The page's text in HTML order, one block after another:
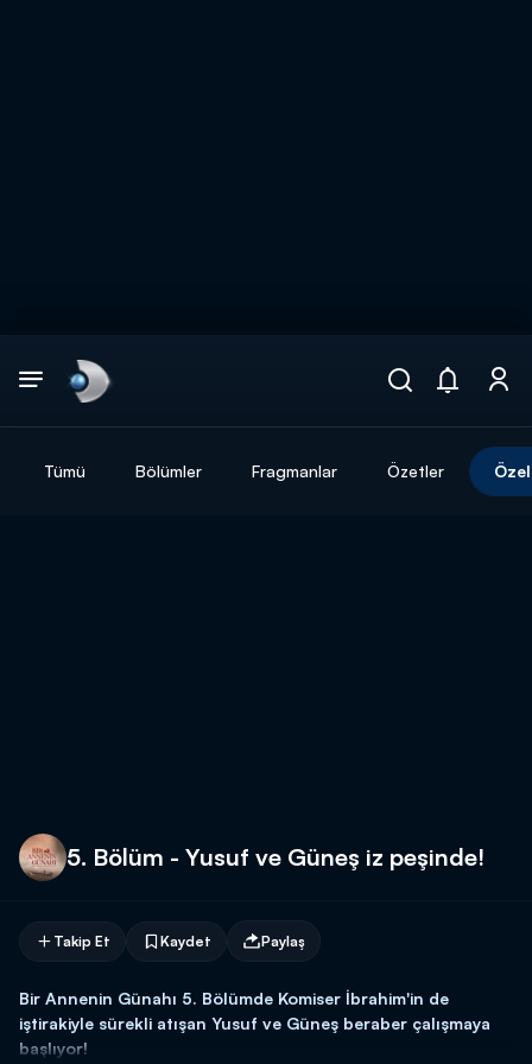
Tümü Bölümler Fragmanlar Özetler
5. Bölüm - Yusuf ve Güneş iz peşinde!
Takip Et Kaydet Paylaş
Bir Annenin Günahı 5. Bölümde Komiser İbrahim'in de
iştirakiyle sürekli atışan Yusuf ve Güneş beraber çalışmaya
başlıyor!